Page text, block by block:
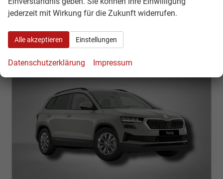
Verbrauch kombiniert:6,10 l/100km
CO2-Emissionen:139,00 g/km
jederzeit mit Wirkung für die Zukunft widerrufen.
Alle akzeptieren Einstellungen
Datenschutzerklärung Impressum